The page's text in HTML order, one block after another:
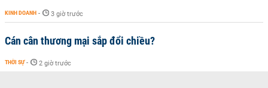
KINH DOANH - 3 giờ trước
Cán cân thương mại sắp đổi chiều?
THỜI SỰ - 2 giờ trước